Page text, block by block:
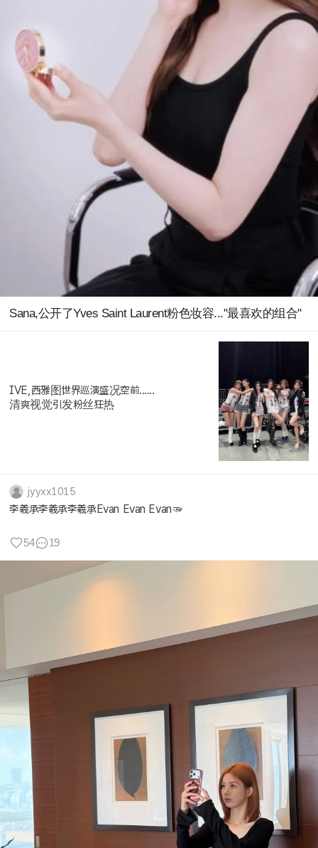
Sana,公开了Yves Saint Laurent粉色妆容..."最喜欢的组合"
IVE,西雅图世界巡演盛况空前......
清爽视觉引发粉丝狂热
jyyxx1015
李羲承李羲承李羲承Evan Evan Evan🫳
54 19